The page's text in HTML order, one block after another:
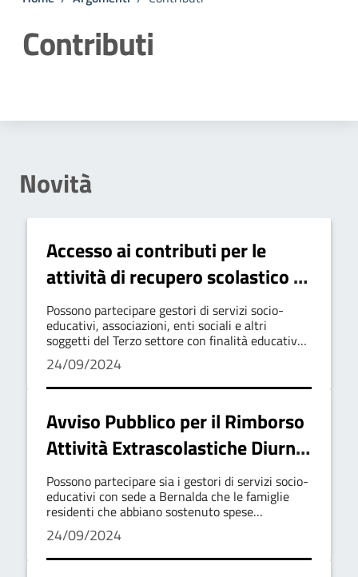
Contributi
Novità
Accesso ai contributi per le
attività di recupero scolastico e
al contenimento della
dispersione scolastica, riferite al
periodo Ottobre - Dicembre
2024 destinate a minori di età
3/17 anni
Possono partecipare gestori di servizi socio-
educativi, associazioni, enti sociali e altri
soggetti del Terzo settore con finalità educative.
La richiesta di contributo deve pervenire entro il
03.10.2024
24/09/2024
Avviso Pubblico per il Rimborso
Attività Extrascolastiche Diurne
per Minori (3-17 anni) - Comune
di Bernalda
Possono partecipare sia i gestori di servizi socio-
educativi con sede a Bernalda che le famiglie
residenti che abbiano sostenuto spese
documentate. Le domande, devono essere
inviate entro il 3 ottobre 2024.
24/09/2024